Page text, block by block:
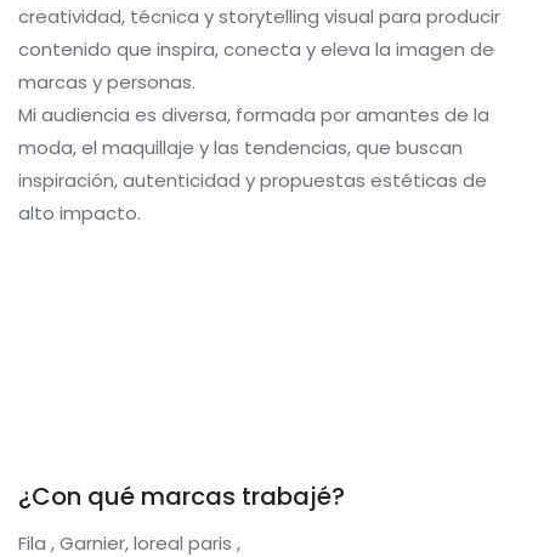
creatividad, técnica y storytelling visual para producir
contenido que inspira, conecta y eleva la imagen de
marcas y personas.
Mi audiencia es diversa, formada por amantes de la
moda, el maquillaje y las tendencias, que buscan
inspiración, autenticidad y propuestas estéticas de
alto impacto.
¿Con qué marcas trabajé?
Fila , Garnier, loreal paris ,